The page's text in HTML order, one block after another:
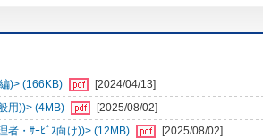
)> (166KB)
[2024/04/13]
用))> (4MB)
[2025/08/02]
者・ｻｰﾋﾞｽ向け))> (12MB)
[2025/08/02]